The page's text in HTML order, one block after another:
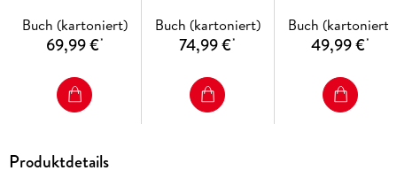
Buch (kartoniert)
69,99 €*
Buch (kartoniert)
74,99 €*
Buch (kartoniert)
49,99 €*
Produktdetails